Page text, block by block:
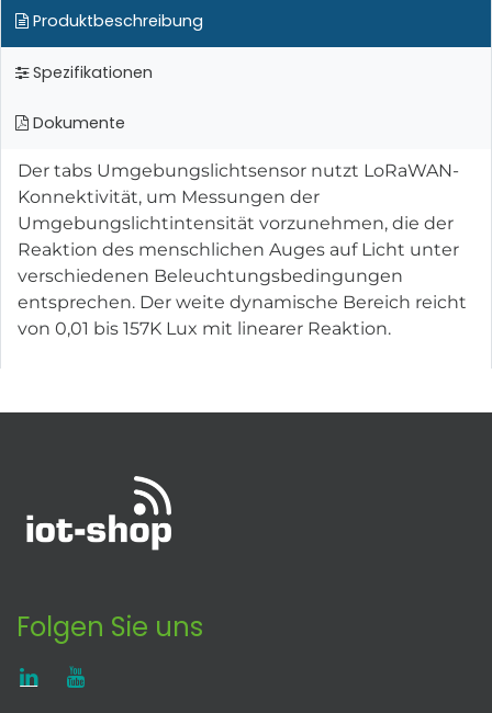
Produktbeschreibung
Spezifikationen
Dokumente
Der tabs Umgebungslichtsensor nutzt LoRaWAN-
Konnektivität, um Messungen der
Umgebungslichtintensität vorzunehmen, die der
Reaktion des menschlichen Auges auf Licht unter
verschiedenen Beleuchtungsbedingungen
entsprechen. Der weite dynamische Bereich reicht
von 0,01 bis 157K Lux mit linearer Reaktion.
Folgen Sie uns